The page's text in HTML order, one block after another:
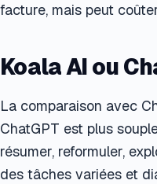
facture, mais peut
Koala AI ou
La comparaison avec
ChatGPT est plus
résumer, reformuler,
des tâches variées et